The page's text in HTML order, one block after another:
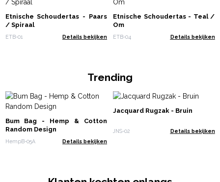
Etnische Schoudertas - Paars
/ Spiraal
ETB-01 Details bekijken
Etnische Schoudertas - Teal /
Om
ETB-04 Details bekijken
Trending
Bum Bag - Hemp & Cotton
Random Design
HempB-05A Details bekijken
Jacquard Rugzak - Bruin
JNS-02 Details bekijken